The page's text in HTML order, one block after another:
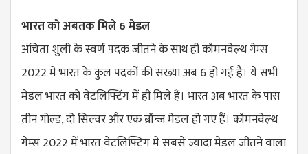
भारत को अबतक मिले 6 मेडल
अंचिता शुली के स्वर्ण पदक जीतने के साथ ही कॉमनवेल्थ गेम्स
2022 में भारत के कुल पदकों की संख्या अब 6 हो गई है। ये सभी
मेडल भारत को वेटलिफ्टिंग में ही मिले हैं। भारत अब भारत के पास
तीन गोल्ड, दो सिल्वर और एक ब्रॉन्ज मेडल हो गए हैं। कॉमनवेल्थ
गेम्स 2022 में भारत वेटलिफ्टिंग में सबसे ज्यादा मेडल जीतने वाला